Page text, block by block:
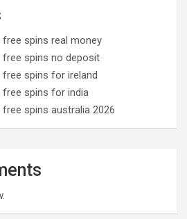
free spins real money
free spins no deposit
free spins for ireland
free spins for india
spins australia 2026